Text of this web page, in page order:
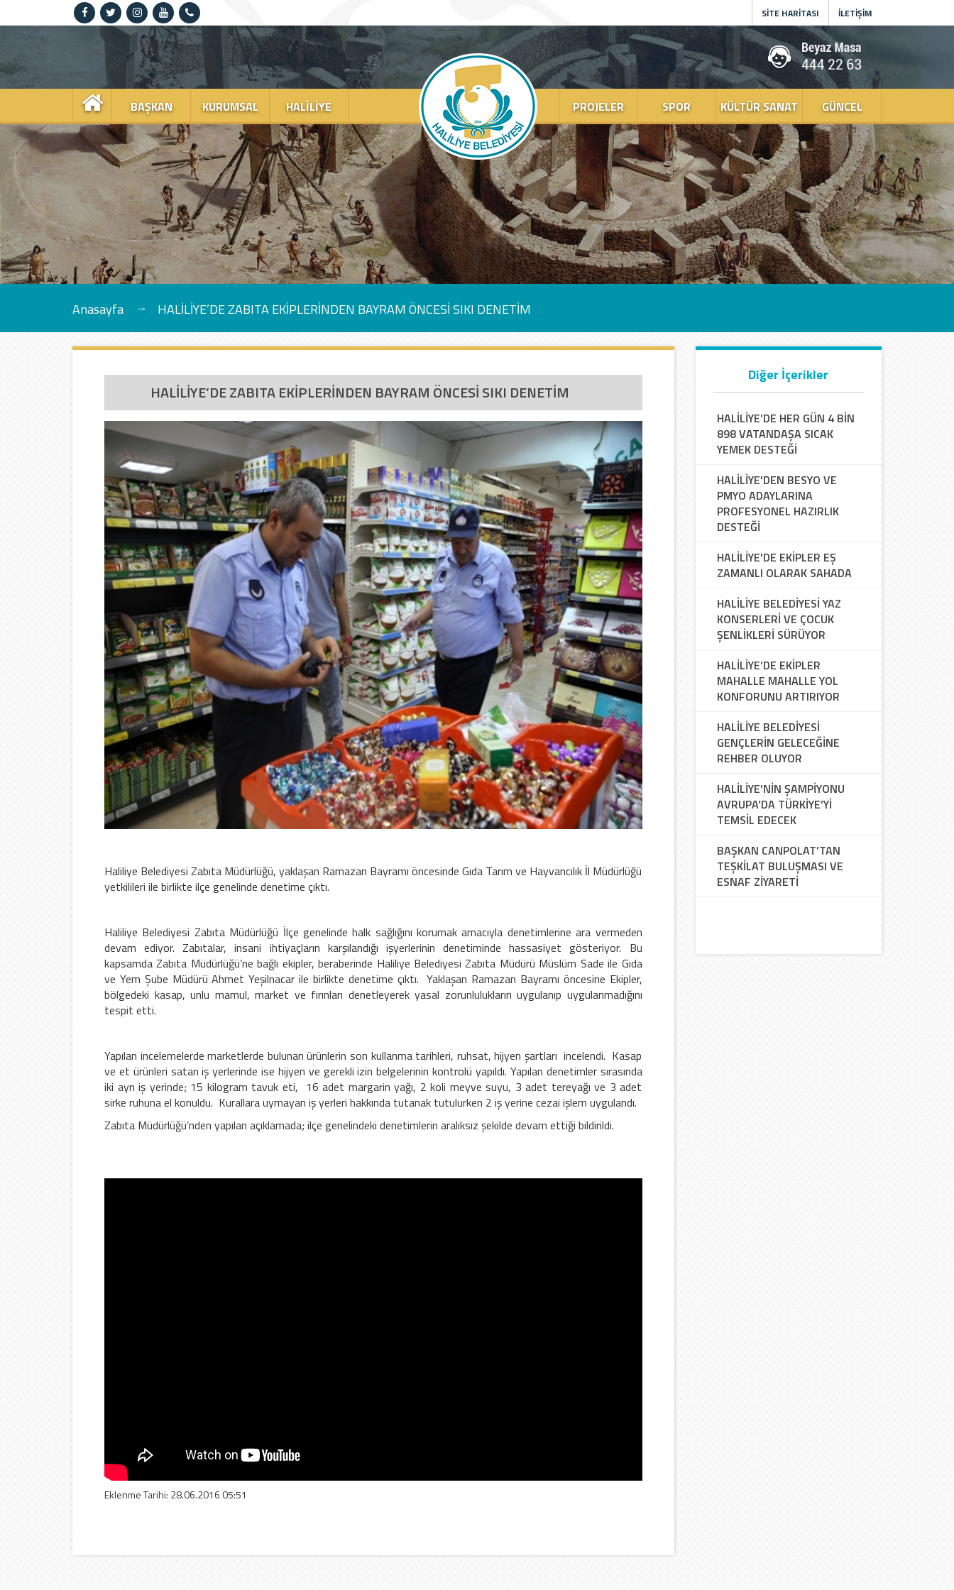
SİTE HARİTASI İLETİŞİM
BAŞKAN KURUMSAL HALILIYE PROJELER SPOR KÜLTÜR SANAT GÜNCEL
Anasayfa HALİLİYE’DE ZABITA EKİPLERİNDEN BAYRAM ÖNCESİ SIKI DENETİM
HALİLİYE’DE ZABITA EKİPLERİNDEN BAYRAM ÖNCESİ SIKI DENETİM
Haliliye Belediyesi Zabıta Müdürlüğü, yaklaşan Ramazan Bayramı öncesinde Gıda Tarım ve Hayvancılık İl Müdürlüğü
yetkilileri ile birlikte ilçe genelinde denetime çıktı.
Haliliye Belediyesi Zabıta Müdürlüğü İlçe genelinde halk sağlığını korumak amacıyla denetimlerine ara vermeden
devam ediyor. Zabıtalar, insani ihtiyaçların karşılandığı işyerlerinin denetiminde hassasiyet gösteriyor. Bu
kapsamda Zabıta Müdürlüğü’ne bağlı ekipler, beraberinde Haliliye Belediyesi Zabıta Müdürü Müslüm Sade ile Gıda
ve Yem Şube Müdürü Ahmet Yeşilnacar ile birlikte denetime çıktı. Yaklaşan Ramazan Bayramı öncesine Ekipler,
bölgedeki kasap, unlu mamul, market ve fırınları denetleyerek yasal zorunlulukların uygulanıp uygulanmadığını
tespit etti.
Yapılan incelemelerde marketlerde bulunan ürünlerin son kullanma tarihleri, ruhsat, hijyen şartları incelendi. Kasap
ve et ürünleri satan iş yerlerinde ise hijyen ve gerekli izin belgelerinin kontrolü yapıldı. Yapılan denetimler sırasında
iki ayrı iş yerinde; 15 kilogram tavuk eti, 16 adet margarin yağı, 2 koli meyve suyu, 3 adet tereyağı ve 3 adet
sirke ruhuna el konuldu. Kurallara uymayan iş yerleri hakkında tutanak tutulurken 2 iş yerine cezai işlem uygulandı.
Zabıta Müdürlüğü’nden yapılan açıklamada; ilçe genelindeki denetimlerin aralıksız şekilde devam ettiği bildirildi.
Eklenme Tarihi: 28.06.2016 05:51
Diğer İçerikler
HALİLİYE’DE HER GÜN 4 BİN
898 VATANDAŞA SICAK
YEMEK DESTEĞİ
HALİLİYE'DEN BESYO VE
PMYO ADAYLARINA
PROFESYONEL HAZIRLIK
DESTEĞİ
HALİLİYE'DE EKİPLER EŞ
ZAMANLI OLARAK SAHADA
HALİLİYE BELEDİYESİ YAZ
KONSERLERİ VE ÇOCUK
ŞENLİKLERİ SÜRÜYOR
HALİLİYE’DE EKİPLER
MAHALLE MAHALLE YOL
KONFORUNU ARTIRIYOR
HALİLİYE BELEDİYESİ
GENÇLERİN GELECEĞİNE
REHBER OLUYOR
HALİLİYE’NİN ŞAMPİYONU
AVRUPA’DA TÜRKİYE’Yİ
TEMSİL EDECEK
BAŞKAN CANPOLAT’TAN
TEŞKİLAT BULUŞMASI VE
ESNAF ZİYARETİ
Kurumsal
Haliliye
Projeler
Spor
Kültür
Sanat
Güncel